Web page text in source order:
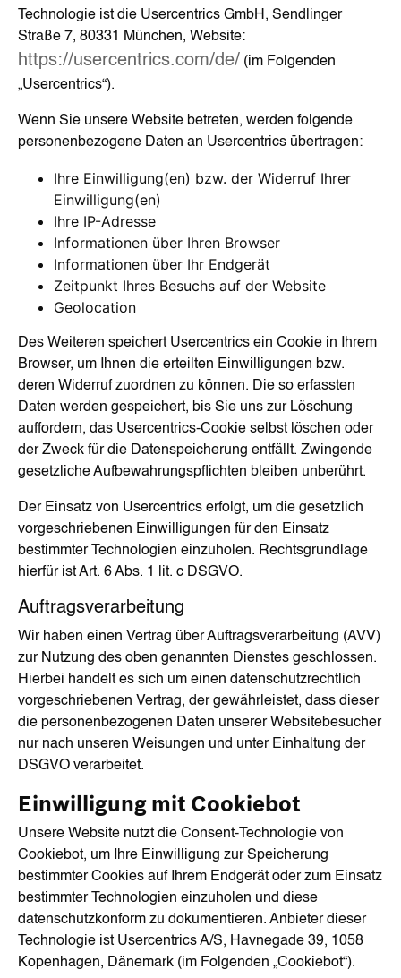
Technologie ist die Usercentrics GmbH, Sendlinger
Straße 7, 80331 München, Website:
https://usercentrics.com/de/ (im Folgenden
„Usercentrics“).
Wenn Sie unsere Website betreten, werden folgende
personenbezogene Daten an Usercentrics übertragen:
Ihre Einwilligung(en) bzw. der Widerruf Ihrer
Einwilligung(en)
Ihre IP-Adresse
Informationen über Ihren Browser
Informationen über Ihr Endgerät
Zeitpunkt Ihres Besuchs auf der Website
Geolocation
Des Weiteren speichert Usercentrics ein Cookie in Ihrem
Browser, um Ihnen die erteilten Einwilligungen bzw.
deren Widerruf zuordnen zu können. Die so erfassten
Daten werden gespeichert, bis Sie uns zur Löschung
auffordern, das Usercentrics-Cookie selbst löschen oder
der Zweck für die Datenspeicherung entfällt. Zwingende
gesetzliche Aufbewahrungspflichten bleiben unberührt.
Der Einsatz von Usercentrics erfolgt, um die gesetzlich
vorgeschriebenen Einwilligungen für den Einsatz
bestimmter Technologien einzuholen. Rechtsgrundlage
hierfür ist Art. 6 Abs. 1 lit. c DSGVO.
Auftragsverarbeitung
Wir haben einen Vertrag über Auftragsverarbeitung (AVV)
zur Nutzung des oben genannten Dienstes geschlossen.
Hierbei handelt es sich um einen datenschutzrechtlich
vorgeschriebenen Vertrag, der gewährleistet, dass dieser
die personenbezogenen Daten unserer Websitebesucher
nur nach unseren Weisungen und unter Einhaltung der
DSGVO verarbeitet.
Einwilligung mit Cookiebot
Unsere Website nutzt die Consent-Technologie von
Cookiebot, um Ihre Einwilligung zur Speicherung
bestimmter Cookies auf Ihrem Endgerät oder zum Einsatz
bestimmter Technologien einzuholen und diese
datenschutzkonform zu dokumentieren. Anbieter dieser
Technologie ist Usercentrics A/S, Havnegade 39, 1058
Kopenhagen, Dänemark (im Folgenden „Cookiebot“).